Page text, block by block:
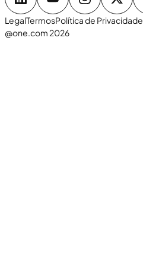
LegalTermosPolítica de Privacidade
@one.com 2026